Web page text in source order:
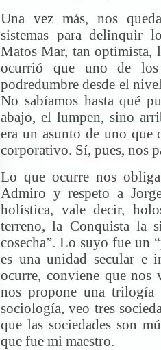
Una vez más, nos
sistemas para delinquir
Matos Mar, tan optimista,
ocurrió que uno de los
podredumbre desde el
No sabíamos hasta qué
abajo, el lumpen, sino
era un asunto de uno que
corporativo. Sí, pues, nos
Lo que ocurre nos
Admiro y respeto a
holística, vale decir,
terreno, la Conquista la
cosecha”. Lo suyo fue un
es una unidad secular e
ocurre, conviene que nos
nos propone una trilogía
sociología, veo tres
que las sociedades son
que fue mi maestro.